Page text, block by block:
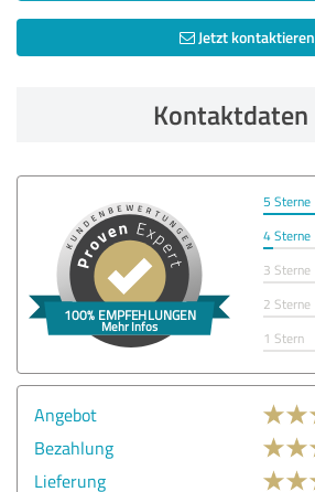
Jetzt kontaktieren
Kontaktdaten
5 Sterne
4 Sterne
3 Sterne
2 Sterne
1 Stern
Angebot
Bezahlung
Lieferung